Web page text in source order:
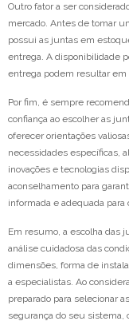
Outro fator a ser
mercado. Antes de tomar
possui as juntas em
entrega. A disponibilidade
entrega podem resultar em
Por fim, é sempre
confiança ao escolher as
oferecer orientações
necessidades específicas,
inovações e tecnologias
aconselhamento para
informada e adequada para
Em resumo, a escolha das
análise cuidadosa das
dimensões, forma de
a especialistas. Ao
preparado para selecionar
segurança do seu sistema,